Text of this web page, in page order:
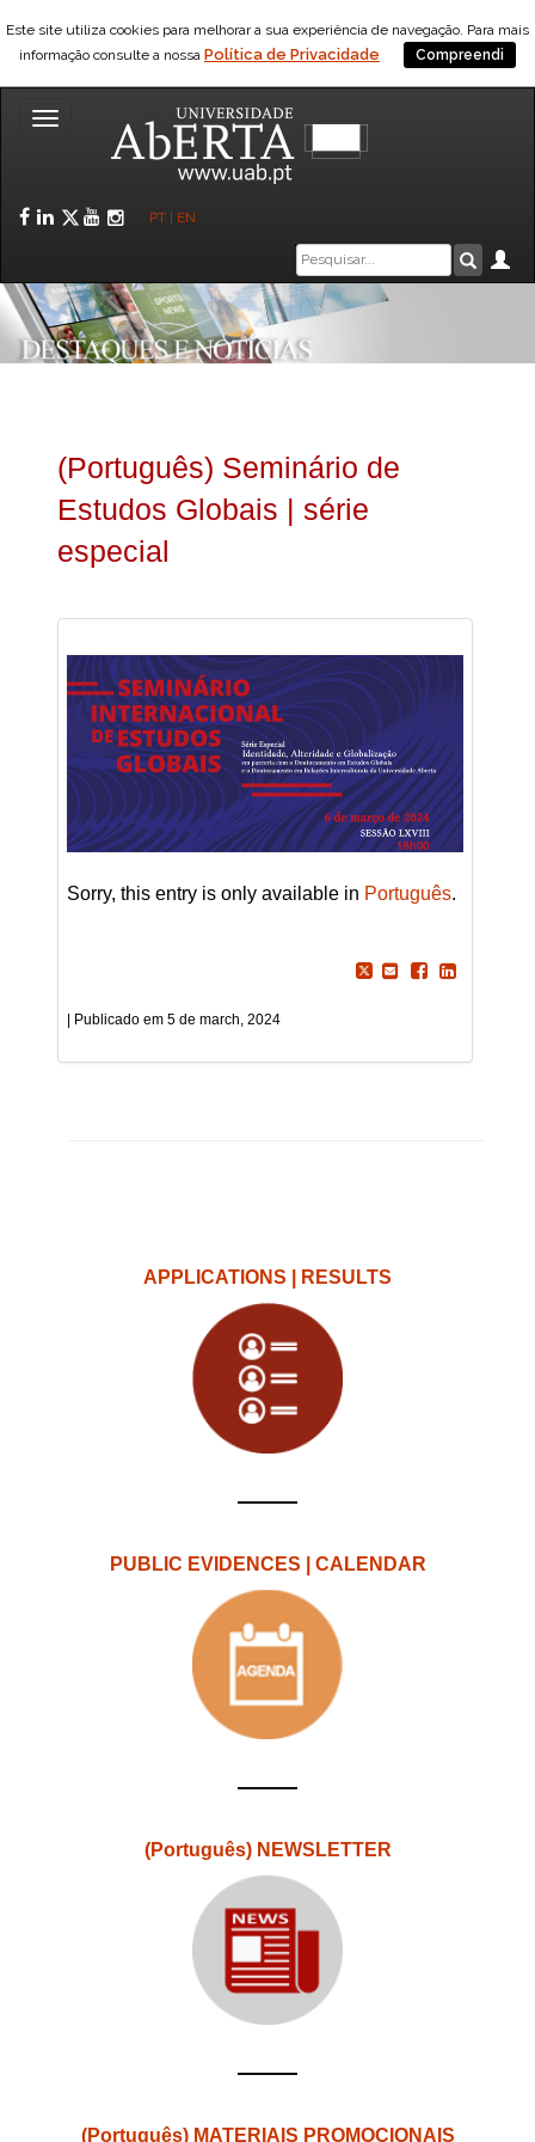
Este site utiliza cookies para melhorar a sua experiência de navegação. Para mais
informação consulte a nossa Política de Privacidade Compreendi
Toggle
Facebook
LinkedIn
Twitter
YouTube
Instagram
PT EN
Caixa
de
pesquisa
(Português) Seminário de
Estudos Globais | série
especial
Sorry, this entry is only available in Português.
5 de march, 2024
APPLICATIONS | RESULTS
PUBLIC EVIDENCES | CALENDAR
(Português) NEWSLETTER
(Português) MATERIAIS PROMOCIONAIS